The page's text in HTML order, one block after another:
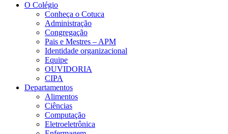
O Colégio
Conheça o Cotuca
Administração
Congregação
Pais e Mestres – APM
Identidade organizacional
Equipe
OUVIDORIA
CIPA
Departamentos
Alimentos
Ciências
Computação
Eletroeletrônica